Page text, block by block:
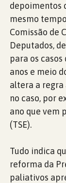
depoimentos
mesmo
Comissão de
Deputados,
para os
anos e meio
altera a
no caso, por
ano que vem
(TSE).
Tudo indica
reforma da
paliativos